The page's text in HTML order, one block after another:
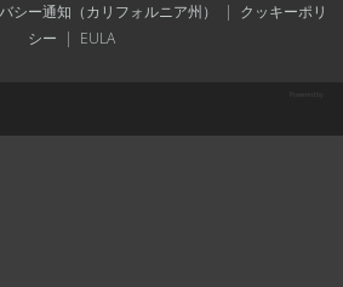
シー通知（カリフォルニア州） | クッキーポリ
シー | EULA